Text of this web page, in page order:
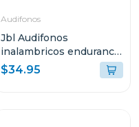
Audifonos
Jbl Audifonos
inalambricos endurance
run 2 azul endurruna2
$34.95